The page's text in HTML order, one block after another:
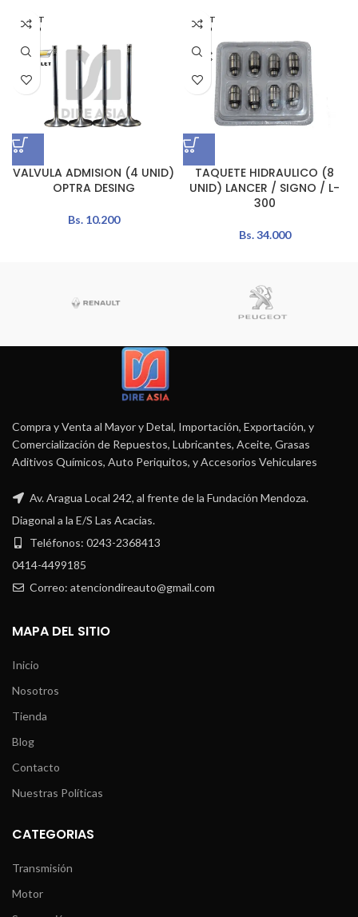
AGOT
ADO
VALVULA ADMISION (4 UNID)
OPTRA DESING
Bs.10.200
AGOT
ADO
TAQUETE HIDRAULICO (8
UNID) LANCER / SIGNO / L-
300
Bs.34.000
Compra y Venta al Mayor y Detal, Importación, Exportación, y
Comercialización de Repuestos, Lubricantes, Aceite, Grasas
Aditivos Químicos, Auto Periquitos, y Accesorios Vehiculares
Av. Aragua Local 242, al frente de la Fundación Mendoza.
Diagonal a la E/S Las Acacias.
Teléfonos: 0243-2368413
0414-4499185
Correo: atenciondireauto@gmail.com
MAPA DEL SITIO
Inicio
Nosotros
Tienda
Blog
Contacto
Nuestras Políticas
CATEGORIAS
Transmisión
Motor